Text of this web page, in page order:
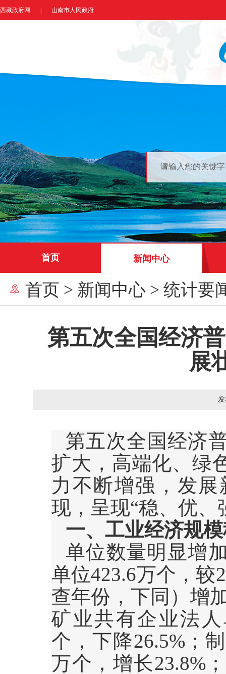
西藏政府网 山南市人民政府
首页 新闻中心
首页 > 新闻中心 > 统计要
第五次全国经济
展
第五次全国经济
扩大，高端化、绿
力不断增强，发
现，呈现“稳、优、
一、工业经济规
单位数量明显增
单位423.6万个，较
查年份，下同）增
矿业共有企业法
个，下降26.5%；
万个，增长23.8%